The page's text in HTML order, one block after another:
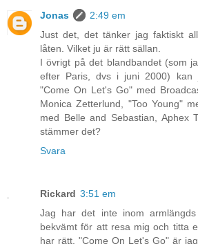
Jonas
2:49 em
Just det, det tänker jag faktiskt
låten. Vilket ju är rätt sällan.
I övrigt på det blandbandet (som
efter Paris, dvs i juni 2000) kan
"Come On Let's Go" med
Monica Zetterlund, "Too Young"
med Belle and Sebastian, Aphex
stämmer det?
Svara
Rickard 3:51 em
Jag har det inte inom
bekvämt för att resa mig och titta
har rätt. "Come On Let's Go" är